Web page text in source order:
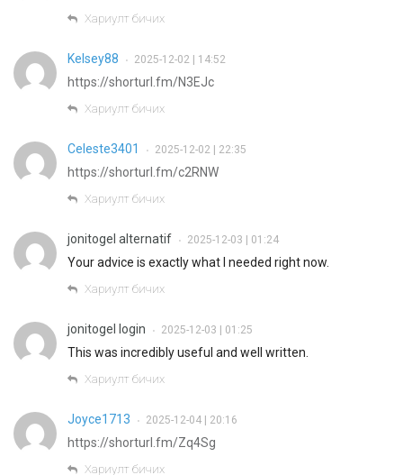
Хариулт бичих
Kelsey88 • 2025-12-02 | 14:52
https://shorturl.fm/N3EJc
Хариулт бичих
Celeste3401 • 2025-12-02 | 22:35
https://shorturl.fm/c2RNW
Хариулт бичих
jonitogel alternatif • 2025-12-03 | 01:24
Your advice is exactly what I needed right now.
Хариулт бичих
jonitogel login • 2025-12-03 | 01:25
This was incredibly useful and well written.
Хариулт бичих
Joyce1713 • 2025-12-04 | 20:16
https://shorturl.fm/Zq4Sg
Хариулт бичих